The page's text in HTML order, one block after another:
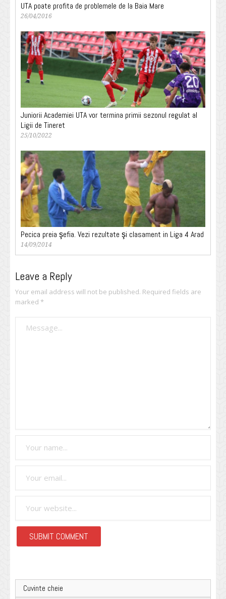
UTA poate profita de problemele de la Baia Mare
26/04/2016
Juniorii Academiei UTA vor termina primii sezonul regulat al
Ligii de Tineret
25/10/2022
Pecica preia şefia. Vezi rezultate şi clasament in Liga 4 Arad
14/09/2014
Leave a Reply
Your email address will not be published. Required fields are
marked *
Cuvinte cheie